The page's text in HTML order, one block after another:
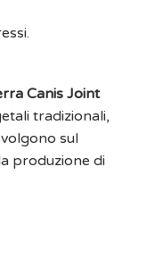
Canis Joint
tradizionali,
sul
produzione di